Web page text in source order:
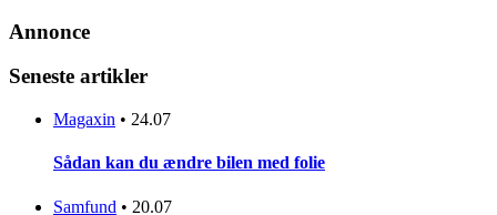
Annonce
Seneste artikler
Magaxin • 24.07
Sådan kan du ændre bilen med folie
Samfund • 20.07